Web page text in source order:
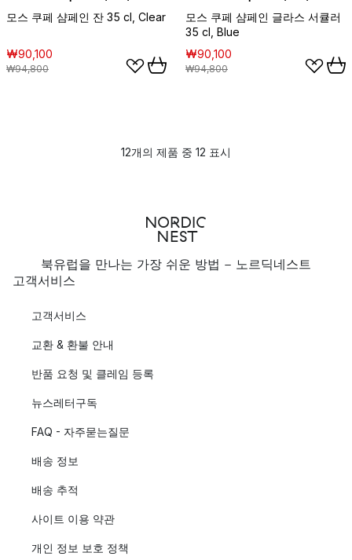
모스 쿠페 샴페인 잔 35 cl, Clear
₩90,100
₩94,800
모스 쿠페 샴페인 글라스 서큘러
35 cl, Blue
₩90,100
₩94,800
12개의 제품 중 12 표시
북유럽을 만나는 가장 쉬운 방법 - 노르딕네스트
고객서비스
고객서비스
교환 & 환불 안내
반품 요청 및 클레임 등록
뉴스레터구독
FAQ - 자주묻는질문
배송 정보
배송 추적
사이트 이용 약관
개인 정보 보호 정책